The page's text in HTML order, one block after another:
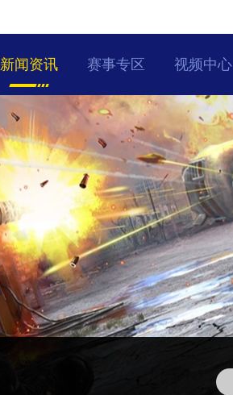
新闻资讯 赛事专区 视频中心